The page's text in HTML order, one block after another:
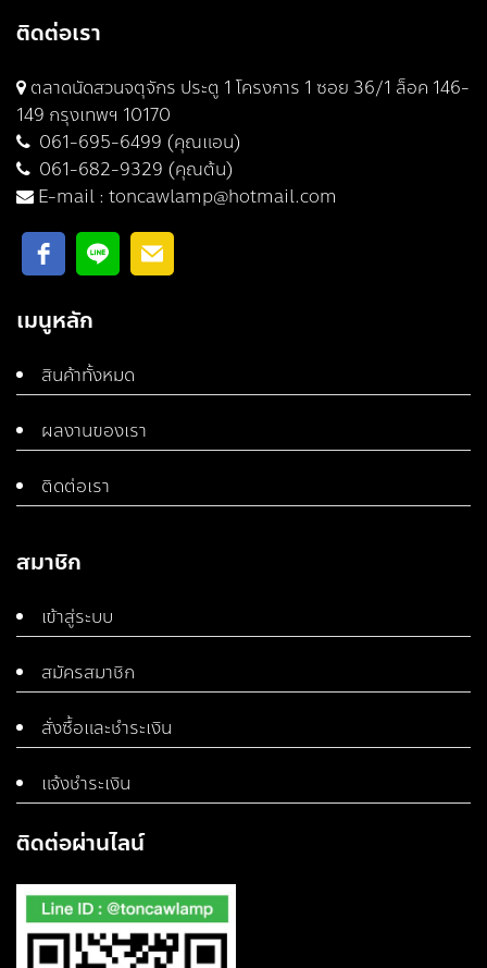
ติดต่อเรา
ตลาดนัดสวนจตุจักร ประตู 1 โครงการ 1 ซอย 36/1 ล็อค 146-
149 กรุงเทพฯ 10170
061-695-6499 (คุณแอน)
061-682-9329 (คุณต้น)
E-mail : toncawlamp@hotmail.com
เมนูหลัก
สินค้าทั้งหมด
ผลงานของเรา
ติดต่อเรา
สมาชิก
เข้าสู่ระบบ
สมัครสมาชิก
สั่งซื้อและชำระเงิน
แจ้งชำระเงิน
ติดต่อผ่านไลน์